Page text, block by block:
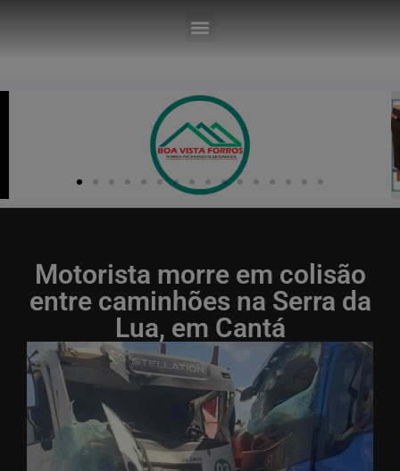
Motorista morre em colisão
entre caminhões na Serra da
Lua, em Cantá